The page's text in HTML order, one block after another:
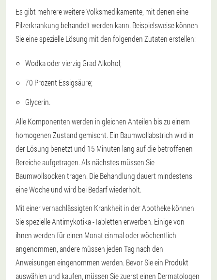
Es gibt mehrere weitere Volksmedikamente, mit denen eine
Pilzerkrankung behandelt werden kann. Beispielsweise können
Sie eine spezielle Lösung mit den folgenden Zutaten erstellen:
Wodka oder vierzig Grad Alkohol;
70 Prozent Essigsäure;
Glycerin.
Alle Komponenten werden in gleichen Anteilen bis zu einem
homogenen Zustand gemischt. Ein Baumwollabstrich wird in
der Lösung benetzt und 15 Minuten lang auf die betroffenen
Bereiche aufgetragen. Als nächstes müssen Sie
Baumwollsocken tragen. Die Behandlung dauert mindestens
eine Woche und wird bei Bedarf wiederholt.
Mit einer vernachlässigten Krankheit in der Apotheke können
Sie spezielle Antimykotika -Tabletten erwerben. Einige von
ihnen werden für einen Monat einmal oder wöchentlich
angenommen, andere müssen jeden Tag nach den
Anweisungen eingenommen werden. Bevor Sie ein Produkt
auswählen und kaufen, müssen Sie zuerst einen Dermatologen